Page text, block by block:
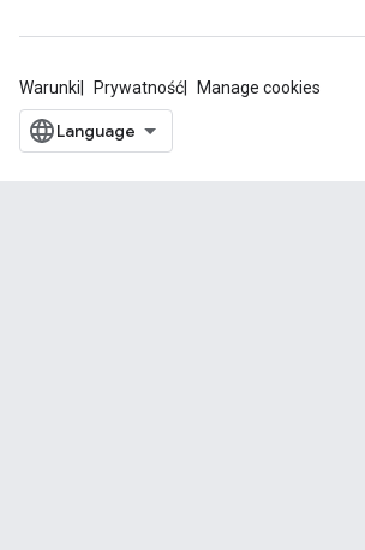
Warunki Prywatność Manage cookies